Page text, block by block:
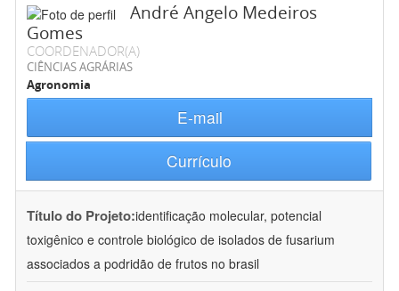
André Angelo Medeiros
Gomes
COORDENADOR(A)
CIÊNCIAS AGRÁRIAS
Agronomia
E-mail
Currículo
Título do Projeto:identificação molecular, potencial
toxigênico e controle biológico de isolados de fusarium
associados a podridão de frutos no brasil